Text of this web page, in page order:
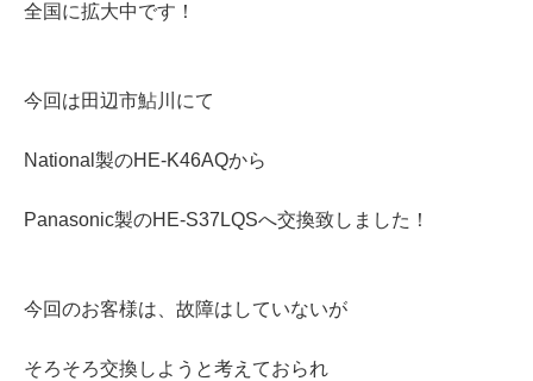
全国に拡大中です！
今回は田辺市鮎川にて
National製のHE-K46AQから
Panasonic製のHE-S37LQSへ交換致しました！
今回のお客様は、故障はしていないが
そろそろ交換しようと考えておられ